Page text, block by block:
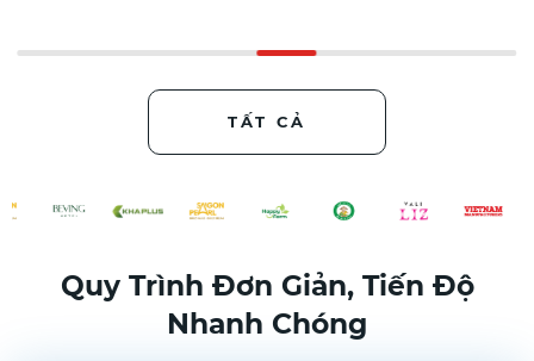
TẤT CẢ
Quy Trình Đơn Giản, Tiến Độ
Nhanh Chóng